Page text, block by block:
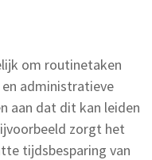
om routinetaken
administratieve
aan dat dit kan leiden
zorgt het
tijdsbesparing van